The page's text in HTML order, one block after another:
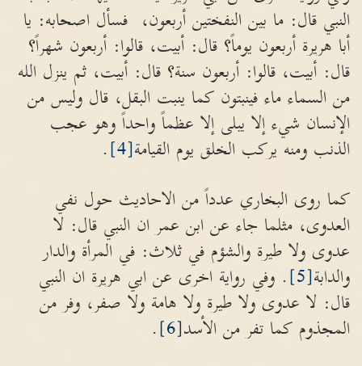
النبي قال: ما بين النفختين أربعون، فسأل اصحابه: يا
أبا هريرة أربعون يوماً؟ قال: أبيت، قالوا: أربعون شهراً؟
قال: أبيت، قالوا: أربعون سنة؟ قال: أبيت، ثم ينزل الله
من السماء ماء فينبتون كما ينبت البقل، قال وليس من
الإنسان شيء إلا يبلى إلا عظماً واحداً وهو عجب
الذنب ومنه يركب الخلق يوم القيامة[4]
.
كما روى البخاري عدداً من الاحاديث حول نفي
العدوى، مثلما جاء عن ابن عمر ان النبي قال: لا
عدوى ولا طيرة والشؤم في ثلاث: في المرأة والدار
والدابة[5]
. وفي رواية اخرى عن ابي هريرة ان النبي
قال: لا عدوى ولا طيرة ولا هامة ولا صفر، وفر من
المجذوم كما تفر من الأسد[6]
.